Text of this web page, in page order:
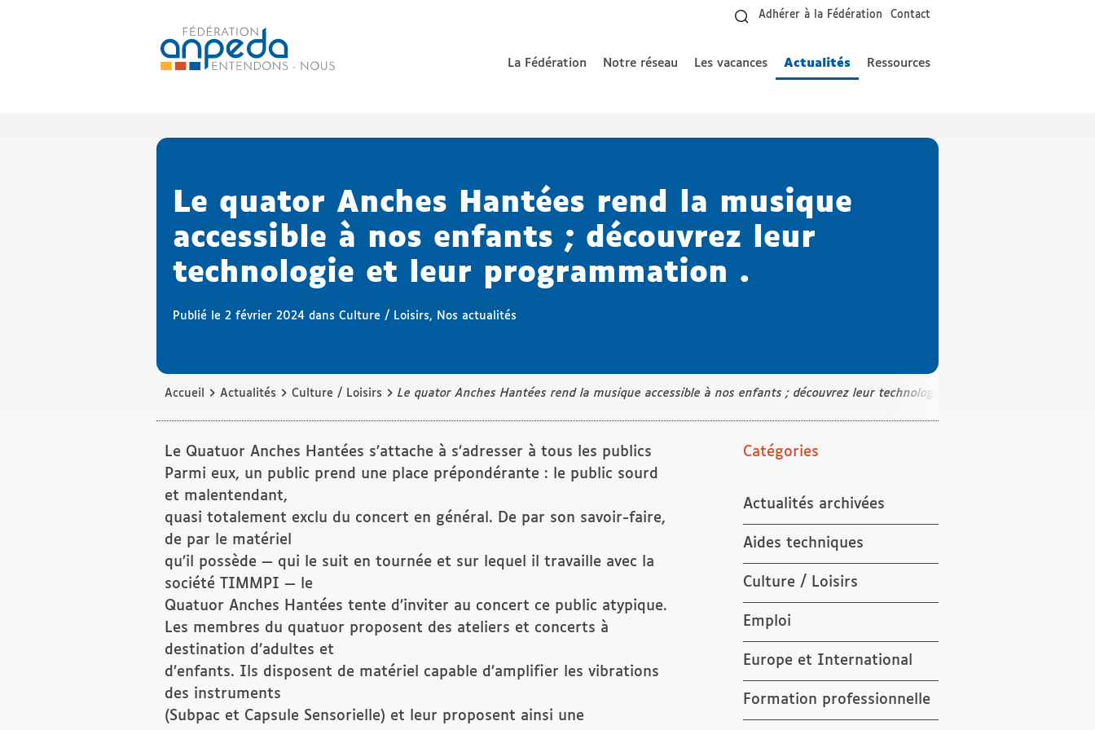
Adhérer à la Fédération Contact
La Fédération Notre réseau Les vacances Actualités Ressources
Le quator Anches Hantées rend la musique
accessible à nos enfants ; découvrez leur
technologie et leur programmation .
Publié le 2 février 2024 dans Culture / Loisirs, Nos actualités
Accueil › Actualités › Culture / Loisirs › Le quator Anches Hantées rend la musique accessible à nos enfants ; découvrez leur technologie et leur programmation .
Catégories
Actualités archivées
Aides techniques
Culture / Loisirs
Emploi
Europe et International
Formation professionnelle
Le Quatuor Anches Hantées s’attache à s’adresser à tous les publics
Parmi eux, un public prend une place prépondérante : le public sourd
et malentendant,
quasi totalement exclu du concert en général. De par son savoir-faire,
de par le matériel
qu’il possède — qui le suit en tournée et sur lequel il travaille avec la
société TIMMPI — le
Quatuor Anches Hantées tente d’inviter au concert ce public atypique.
Les membres du quatuor proposent des ateliers et concerts à
destination d’adultes et
d’enfants. Ils disposent de matériel capable d’amplifier les vibrations
des instruments
(Subpac et Capsule Sensorielle) et leur proposent ainsi une